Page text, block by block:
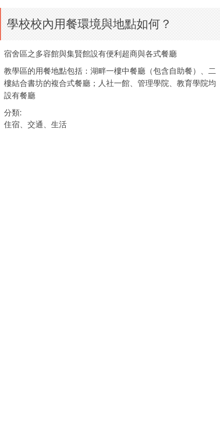
學校校內用餐環境與地點如何？
宿舍區之多容館與集賢館設有便利超商與各式餐廳
教學區的用餐地點包括：湖畔一樓中餐廳（包含自助餐）、二
樓結合書坊的複合式餐廳；人社一館、管理學院、教育學院均
設有餐廳
分類:
住宿、交通、生活